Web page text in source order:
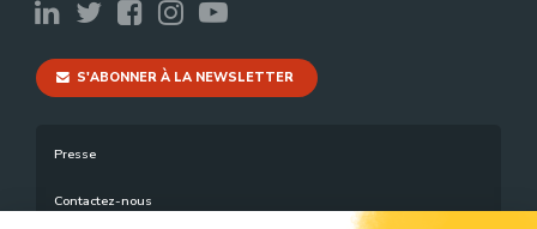
S'ABONNER À LA NEWSLETTER
Presse
Contactez-nous